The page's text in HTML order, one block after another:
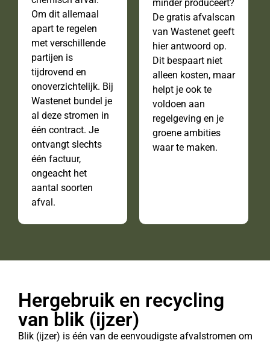
Om dit allemaal
apart te regelen
met verschillende
partijen is
tijdrovend en
onoverzichtelijk. Bij
Wastenet bundel je
al deze stromen in
één contract. Je
ontvangt slechts
één factuur,
ongeacht het
aantal soorten
afval.
minder produceert?
De gratis afvalscan
van Wastenet geeft
hier antwoord op.
Dit bespaart niet
alleen kosten, maar
helpt je ook te
voldoen aan
regelgeving en je
groene ambities
waar te maken.
Hergebruik en recycling
van blik (ijzer)
Blik (ijzer) is één van de eenvoudigste afvalstromen om